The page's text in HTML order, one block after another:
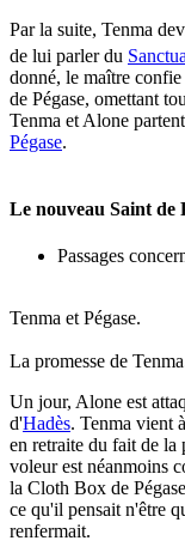
Par la suite, Tenma
de lui parler du
donné, le maître confie
de Pégase, omettant
Tenma et Alone
Pégase.
Le nouveau Saint de
Passages
Tenma et Pégase.
La promesse de
Un jour, Alone est
d'Hadès. Tenma vient
en retraite du fait de la
voleur est néanmoins
la Cloth Box de
ce qu'il pensait n'être
renfermait.